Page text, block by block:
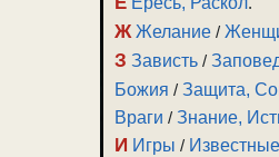
Ж Желание /
З Зависть /
Божия /Защита,
Враги /Знание,
И Игры /